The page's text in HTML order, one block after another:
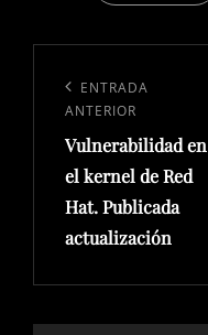
entradas
Entrada
ENTRADA
ANTERIOR
Vulnerabilidad en
el kernel de Red
Hat. Publicada
actualización